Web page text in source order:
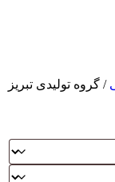
/ گروه تولیدی تبریز